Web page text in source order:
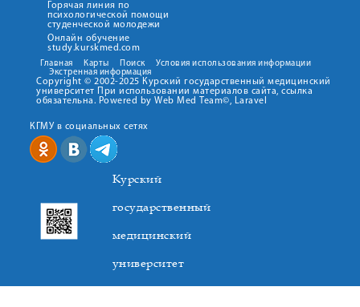
Горячая линия по
психологической помощи
студенческой молодежи
Онлайн обучение
study.kurskmed.com
Главная Карты Поиск
Условия использования информации
Экстренная информация
Copyright © 2002-2025 Курский государственный медицинский
университет При использовании материалов сайта, ссылка
обязательна. Powered by Web Med Team©, Laravel
КГМУ в социальных сетях
Курский
государственный
медицинский
университет